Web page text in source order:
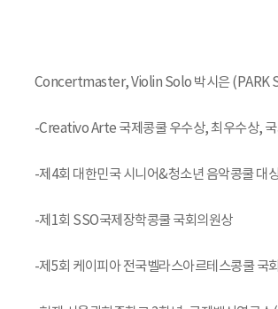
Concertmaster, Violin Solo 박시은 (PARK
-Creativo Arte 국제콩쿨 우수상, 최우수상,
-제4회 대한민국 시니어&청소년 음악콩쿨 대
-제1회 SSO국제장학콩쿨 국회의원상
-제5회 케이피아 전국벨라스아르테스콩쿨 국